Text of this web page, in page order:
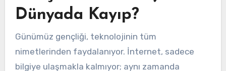
Dünyada Kayıp?
Günümüz gençliği, teknolojinin tüm
nimetlerinden faydalanıyor. İnternet, sadece
bilgiye ulaşmakla kalmıyor; aynı zamanda